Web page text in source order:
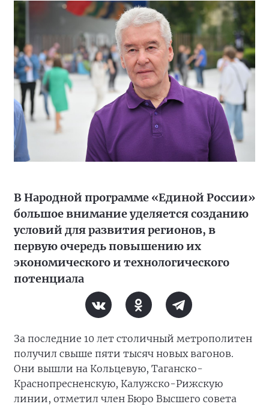
В Народной программе «Единой России»
большое внимание уделяется созданию
условий для развития регионов, в
первую очередь повышению их
экономического и технологического
потенциала
За последние 10 лет столичный метрополитен
получил свыше пяти тысяч новых вагонов.
Они вышли на Кольцевую, Таганско-
Краснопресненскую, Калужско-Рижскую
линии, отметил член Бюро Высшего совета